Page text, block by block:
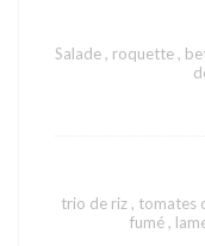
Salade , roquette ,
trio de riz , tomates
fumé ,